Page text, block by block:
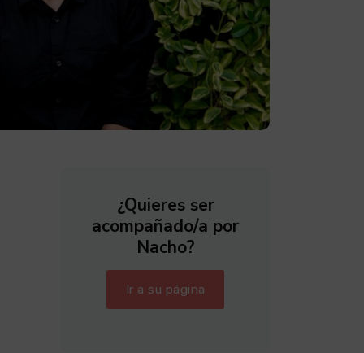
¿Quieres ser
acompañado/a por
Nacho?
Ir a su página